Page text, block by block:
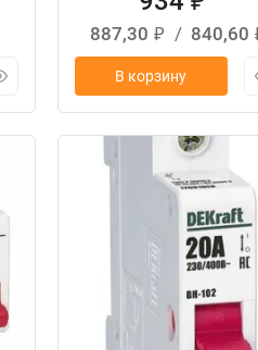
887,30 ₽ / 840,60
В корзину